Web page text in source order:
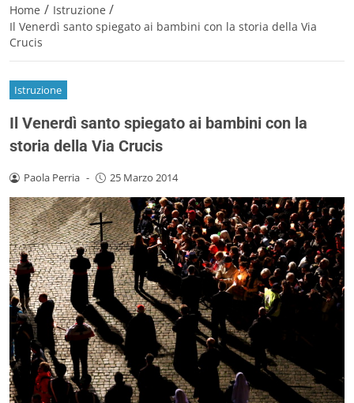
Home / Istruzione /
Il Venerdì santo spiegato ai bambini con la storia della Via
Crucis
Istruzione
Il Venerdì santo spiegato ai bambini con la
storia della Via Crucis
Paola Perria - 25 Marzo 2014